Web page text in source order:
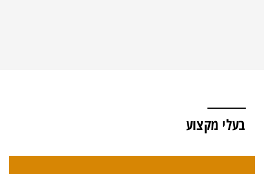
בעלי מקצוע